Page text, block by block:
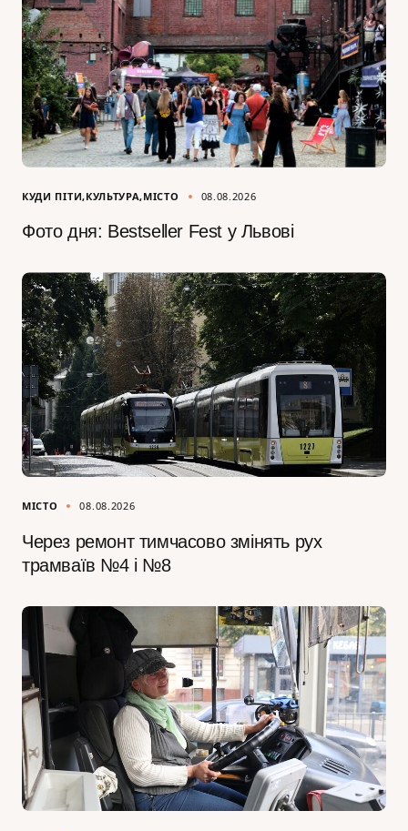
КУДИ ПІТИ КУЛЬТУРА МІСТО 08.08.2026
Фото дня: Bestseller Fest у Львові
МІСТО 08.08.2026
Через ремонт тимчасово змінять рух
трамваїв №4 і №8